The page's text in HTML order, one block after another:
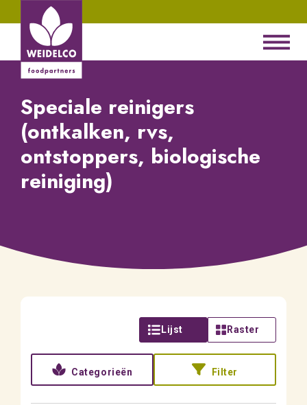
Speciale reinigers
(ontkalken, rvs,
ontstoppers, biologische
reiniging)
Lijst Raster
Categorieën Filter